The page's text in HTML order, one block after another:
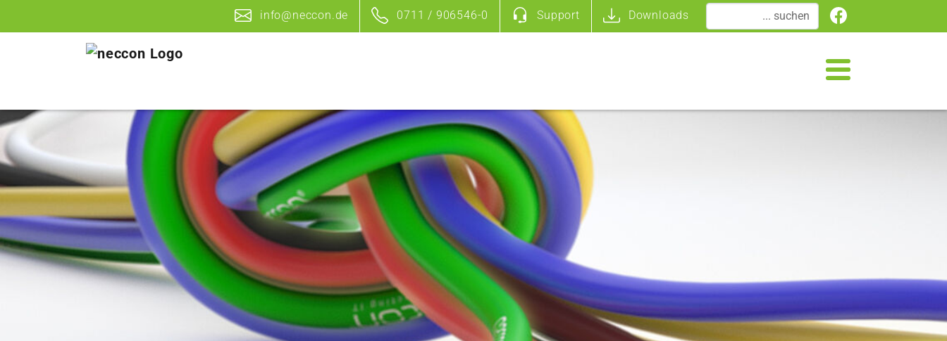
Zum Hauptinhalt springen
info@neccon.de 0711 / 906546-0 Support Downloads